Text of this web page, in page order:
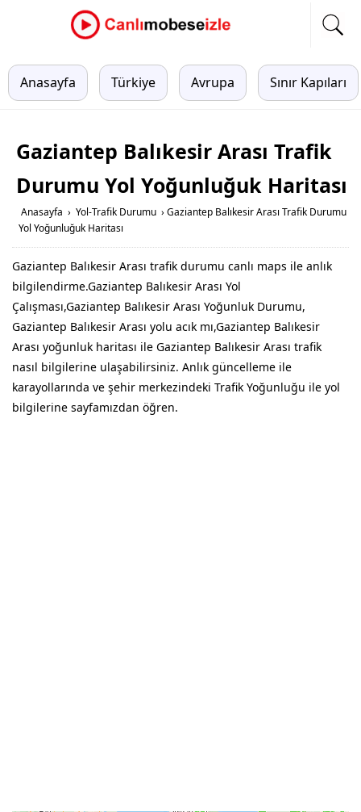
Anasayfa Türkiye Avrupa Sınır Kapıları
Gaziantep Balıkesir Arası Trafik
Durumu Yol Yoğunluğuk Haritası
Anasayfa › Yol-Trafik Durumu › Gaziantep Balıkesir Arası Trafik Durumu
Yol Yoğunluğuk Haritası
Gaziantep Balıkesir Arası trafik durumu canlı maps ile anlık
bilgilendirme.Gaziantep Balıkesir Arası Yol
Çalışması,Gaziantep Balıkesir Arası Yoğunluk Durumu,
Gaziantep Balıkesir Arası yolu acık mı,Gaziantep Balıkesir
Arası yoğunluk haritası ile Gaziantep Balıkesir Arası trafik
nasıl bilgilerine ulaşabilirsiniz. Anlık güncelleme ile
karayollarında ve şehir merkezindeki Trafik Yoğunluğu ile yol
bilgilerine sayfamızdan öğren.